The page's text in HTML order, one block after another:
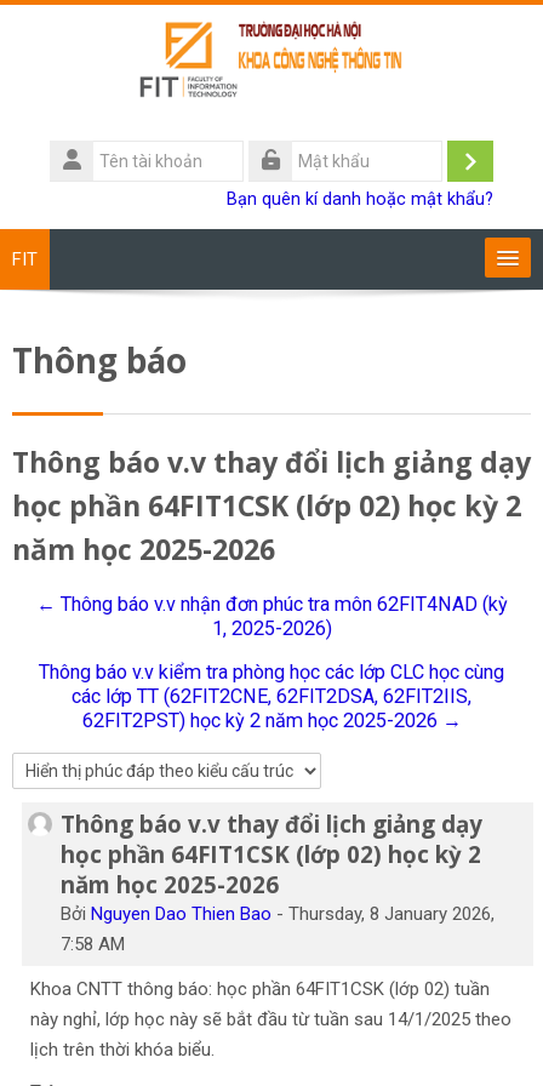
Tên
tài
Đăng
Bạn quên kí danh hoặc mật khẩu?
FIT
Giảng viên
Sinh viên
Research
Tìm
kiếm
khoá
học
Thông báo
Thông báo v.v thay đổi lịch giảng dạy
học phần 64FIT1CSK (lớp 02) học kỳ 2
năm học 2025-2026
← Thông báo v.v nhận đơn phúc tra môn 62FIT4NAD (kỳ
1, 2025-2026)
Thông báo v.v kiểm tra phòng học các lớp CLC học cùng
các lớp TT (62FIT2CNE, 62FIT2DSA, 62FIT2IIS,
62FIT2PST) học kỳ 2 năm học 2025-2026 →
Thông báo v.v thay đổi lịch giảng dạy
học phần 64FIT1CSK (lớp 02) học kỳ 2
năm học 2025-2026
Bởi Nguyen Dao Thien Bao - Thursday, 8 January 2026,
7:58 AM
Số lượng các câu trả lời: 0
Khoa CNTT thông báo: học phần 64FIT1CSK (lớp 02) tuần
này nghỉ, lớp học này sẽ bắt đầu từ tuần sau 14/1/2025 theo
lịch trên thời khóa biểu.